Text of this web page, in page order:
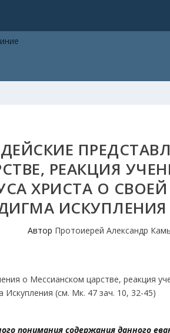
РЕАКЦИЯ
ХРИСТА О
ИСКУПЛЕНИЯ
Автор Протоиерей Александр
понимания содержания данного